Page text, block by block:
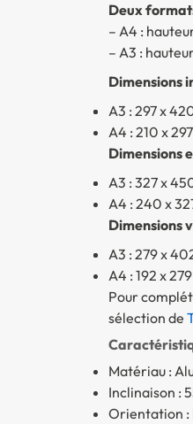
Deux
– A4 :
– A3 :
Dimensions
A3 : 297 x
A4 : 210 x
Dimensions
A3 : 327 x
A4 : 240 x
Dimensions
A3 : 279 x
A4 : 192 x
Pour
sélection de
Matériau :
Inclinaison :
Orientation :